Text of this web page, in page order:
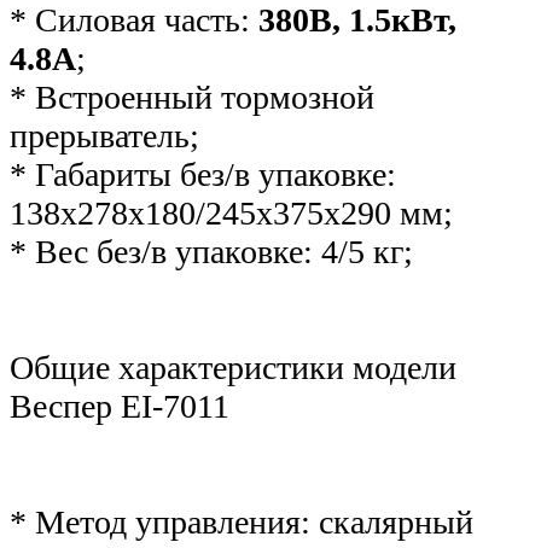
* Силовая часть: 380В, 1.5кВт,
4.8А;
* Встроенный тормозной
прерыватель;
* Габариты без/в упаковке:
138x278х180/245х375х290 мм;
* Вес без/в упаковке: 4/5 кг;
Общие характеристики модели
Веспер ЕI-7011
* Метод управления: скалярный